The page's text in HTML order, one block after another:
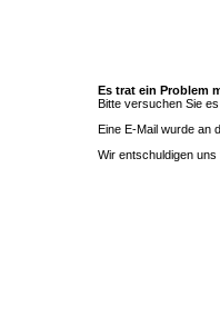
Es trat ein Problem
Bitte versuchen Sie
Eine E-Mail wurde an
Wir entschuldigen uns